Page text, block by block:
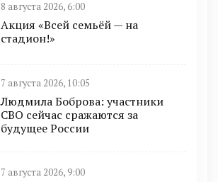
8 августа 2026, 6:00
Акция «Всей семьёй — на
стадион!»
7 августа 2026, 10:05
Людмила Боброва: участники
СВО сейчас сражаются за
будущее России
7 августа 2026, 9:00